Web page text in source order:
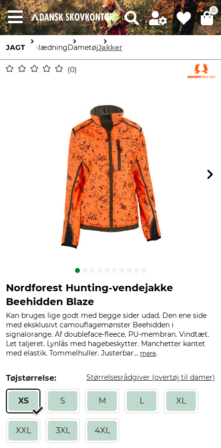
0
JAGT BeklædningDametøjJakker
0
Nordforest Hunting-vendejakke
Beehidden Blaze
Kan bruges lige godt med begge sider udad. Den ene side
med eksklusivt camouflagemønster Beehidden i
signalorange. Af doubleface-fleece. PU-membran. Vindtæt.
Let taljeret. Lynlås med hagebeskytter. Manchetter kantet
med elastik. Tommelhuller. Justerbar... mere.
Tøjstørrelse: Størrelsesrådgiver (overtøj til damer)
XS S M L XL
XXL 3XL 4XL